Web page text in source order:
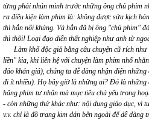
từng phải nhún mình trước những ông chủ phim
ra điều kiện làm phim là: không được sửa kịch
thì hắn nổi khùng. Và hắn đã bị ông "chủ phim"
thì thôi! Loại đạo diễn thất nghiệp như anh từ
Làm khổ độc giả bằng câu chuyện cũ rích như
liền" kia, khi liên hệ với chuyện làm phim nhố
đảo khán giả), chúng ta dễ dàng nhận diện
đi ít nhiều). Họ bây giờ là những ai? Đó là những
hãng phim tư nhân mà mục tiêu chủ yếu trong
- còn những thứ khác như: nội dung giáo dục, vì
v.v. chỉ là đồ trang kim dán bên ngoài để dễ dàng